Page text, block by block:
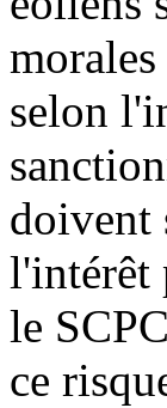
selon
doivent
l'intérêt
le
ce